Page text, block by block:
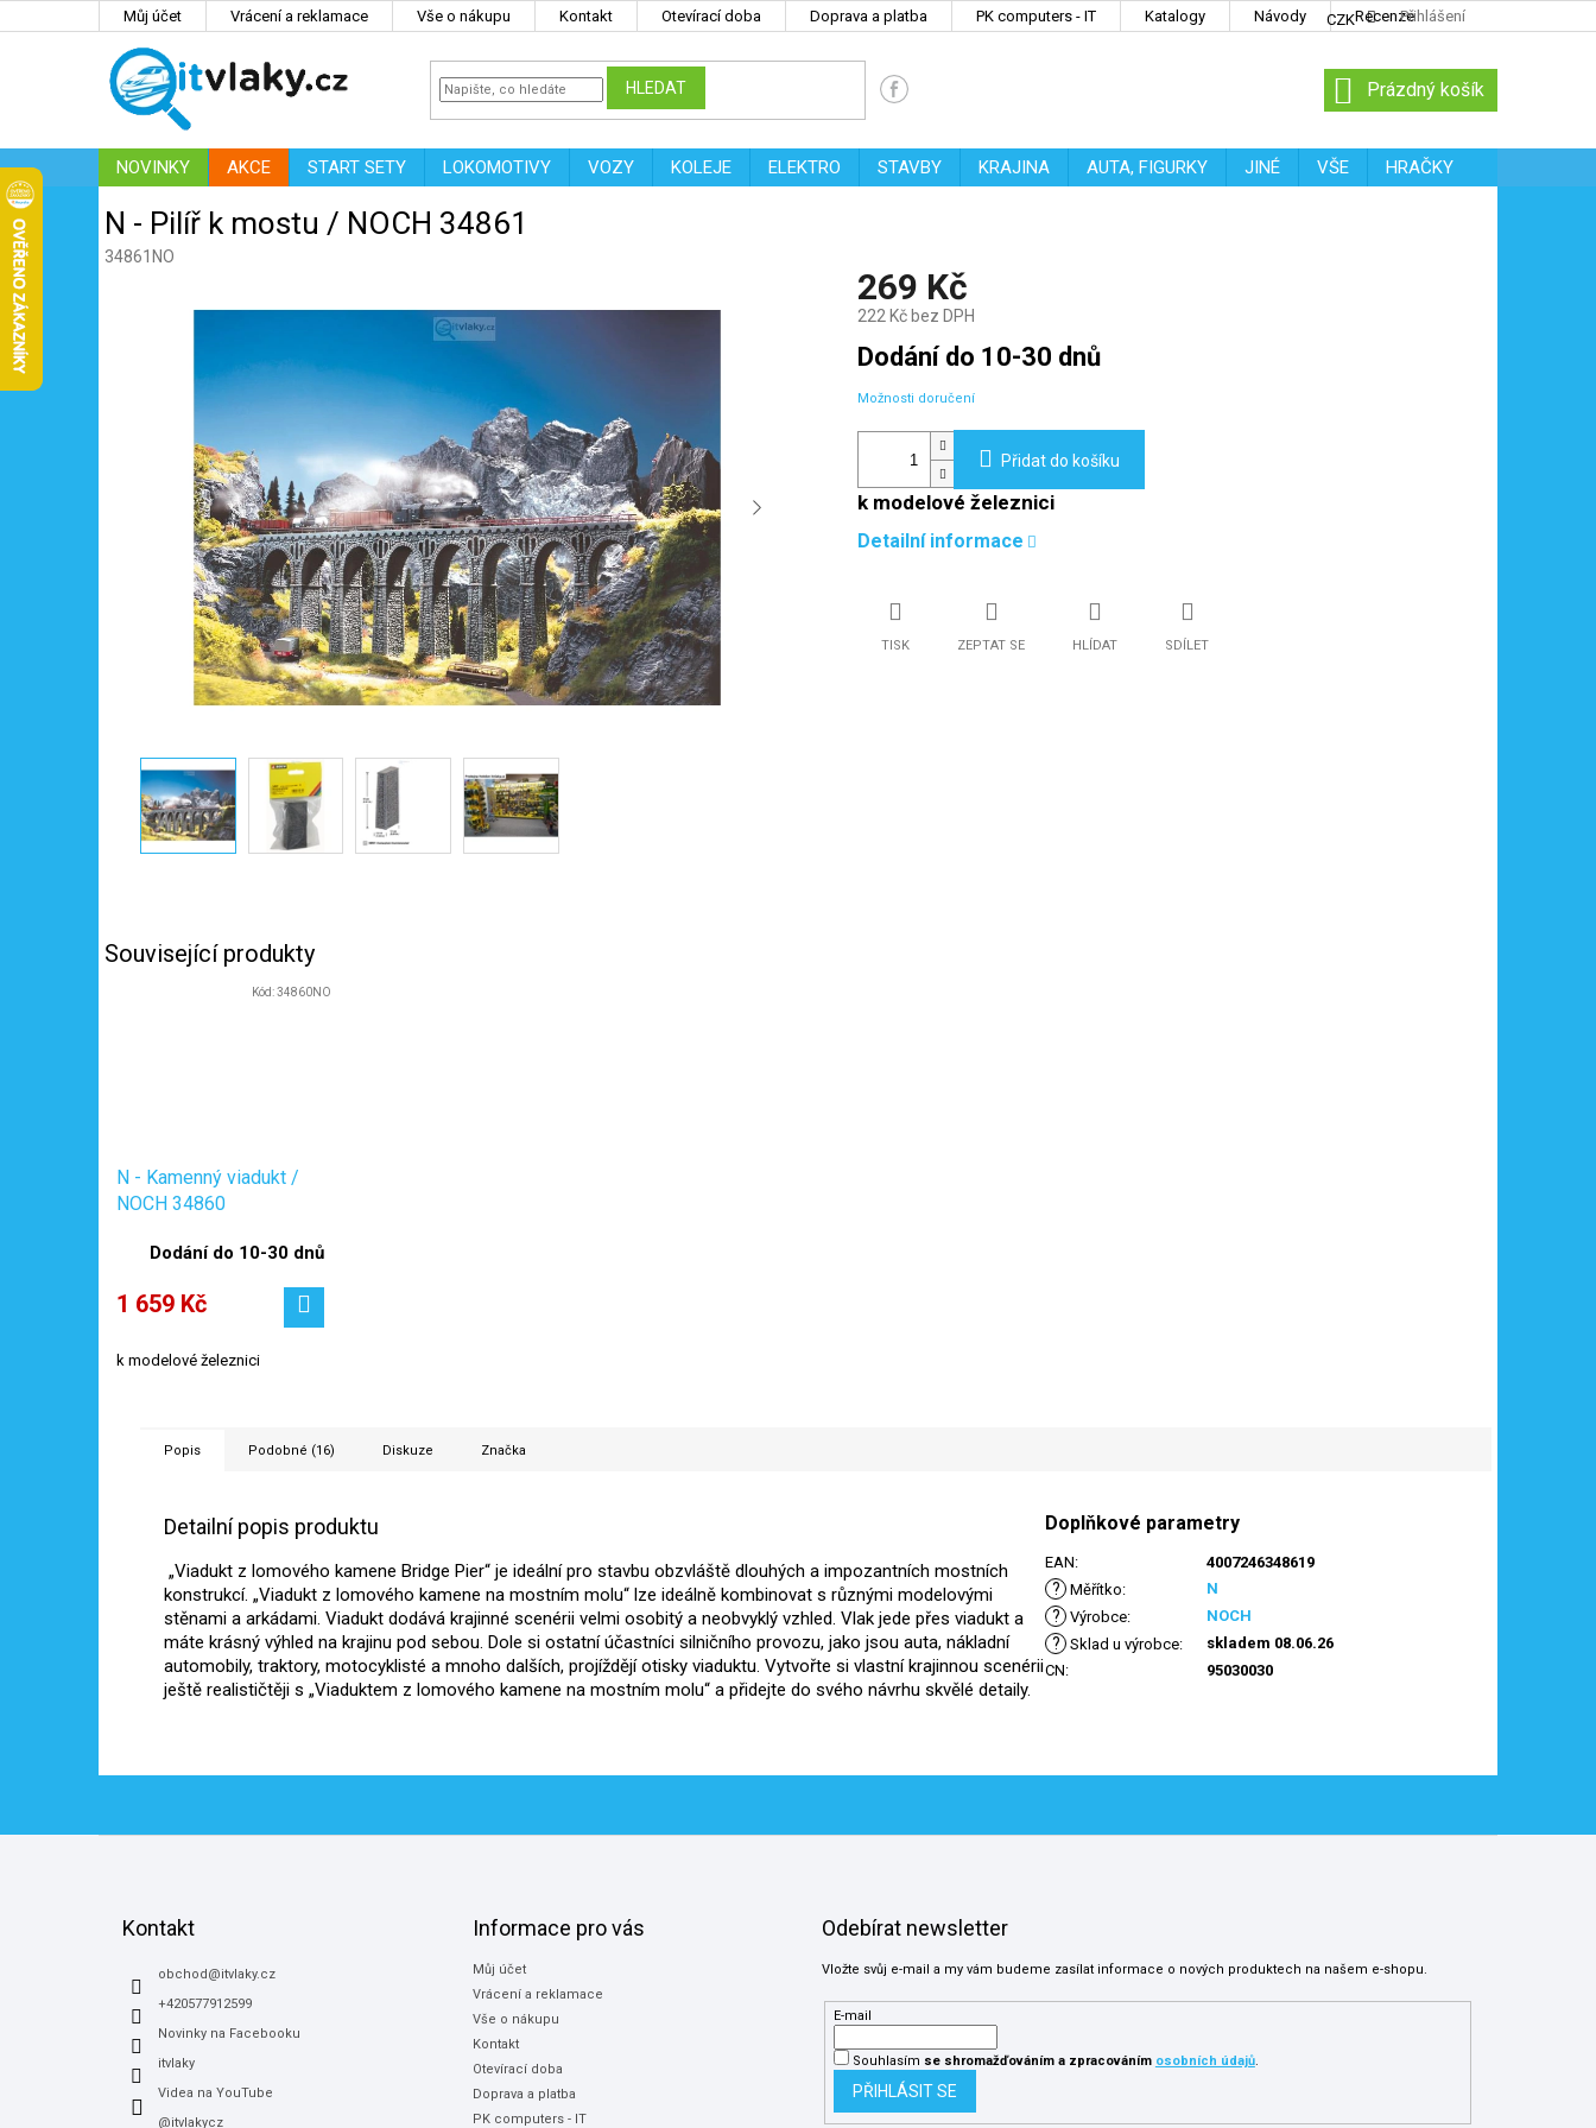
Můj účet Vrácení a reklamace Vše o nákupu Kontakt Otevírací doba Doprava a platba PK computers - IT Katalogy Návody Recenze
CZK Přihlášení
HLEDAT
NÁKUPNÍ
KOŠÍK
Prázdný košík
NOVINKY AKCE START SETY LOKOMOTIVY VOZY KOLEJE ELEKTRO STAVBY KRAJINA AUTA, FIGURKY JINÉ VŠE
HRAČKY
ZNAČKY
N - Pilíř k mostu / NOCH 34861
34861NO
269 Kč
222 Kč bez DPH
Měrná
cena:
Dodání do 10-30 dnů
Možnosti doručení
Přidat do košíku
k modelové železnici
Detailní informace
TISK ZEPTAT SE HLÍDAT SDÍLET
Související produkty
N - Kamenný viadukt /
NOCH 34860
Dodání do 10-30 dnů
1 659 Kč
k modelové železnici
Kód:34860NO
Popis Podobné (16) Diskuze Značka
Detailní popis produktu
„Viadukt z lomového kamene Bridge Pier“ je ideální pro stavbu obzvláště dlouhých a impozantních mostních
konstrukcí. „Viadukt z lomového kamene na mostním molu“ lze ideálně kombinovat s různými modelovými
stěnami a arkádami. Viadukt dodává krajinné scenérii velmi osobitý a neobvyklý vzhled. Vlak jede přes viadukt a
máte krásný výhled na krajinu pod sebou. Dole si ostatní účastníci silničního provozu, jako jsou auta, nákladní
automobily, traktory, motocyklisté a mnoho dalších, projíždějí otisky viaduktu. Vytvořte si vlastní krajinnou scenérii
ještě realističtěji s „Viaduktem z lomového kamene na mostním molu“ a přidejte do svého návrhu skvělé detaily.
Doplňkové parametry
EAN: 4007246348619
? Měřítko: N
? Výrobce: NOCH
? Sklad u výrobce:
skladem 08.06.26
CN: 95030030
Kontakt
obchod @itvlaky.cz
+420577912599
Novinky na Facebooku
itvlaky
Videa na YouTube
@itvlakycz
Informace pro vás
Můj účet
Vrácení a reklamace
Vše o nákupu
Kontakt
Otevírací doba
Doprava a platba
PK computers - IT
Odebírat newsletter
Vložte svůj e-mail a my vám budeme zasílat informace o nových produktech na našem e-shopu.
E-mail
Souhlasím se shromažďováníma zpracováním osobních údajů.
PŘIHLÁSIT SE